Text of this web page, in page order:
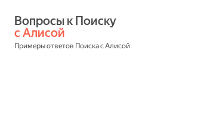
с Алисой
Примеры ответов Поиска с Алисой